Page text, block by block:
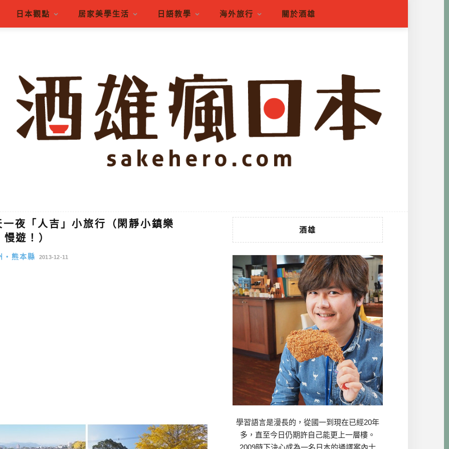
日本觀點 居家美學生活 日語教學 海外旅行 關於酒雄
夜「人吉」小旅行（閑靜小鎮樂
慢遊！）
・熊本縣 2013-12-11
酒雄
學習語言是漫長的，從國一到現在已經20年
多，直至今日仍期許自己能更上一層樓。
2009時下決心成為一名日本的通譯案內士